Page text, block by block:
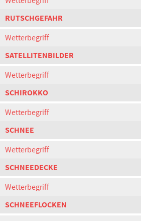
RUTSCHGEFAHR
Wetterbegriff
SATELLITENBILDER
Wetterbegriff
SCHIROKKO
Wetterbegriff
SCHNEE
Wetterbegriff
SCHNEEDECKE
Wetterbegriff
SCHNEEFLOCKEN